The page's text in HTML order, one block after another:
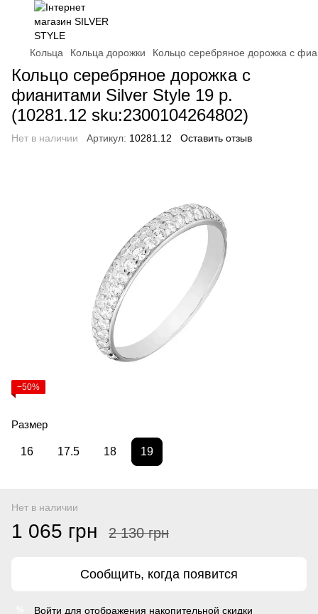
Кольца Кольца дорожки Кольцо серебряное дорожка с
Кольцо серебряное дорожка с
фианитами Silver Style 19 р.
(10281.12 sku:2300104264802)
Нет в наличии Артикул: 10281.12 Оставить отзыв
−50%
Размер
16 17.5 18 19
Нет в наличии
1 065 грн 2 130 грн
Сообщить, когда появится
Войти для отображения накопительной скидки